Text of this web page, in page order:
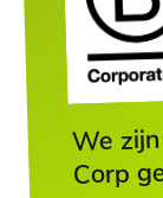
We
Corp